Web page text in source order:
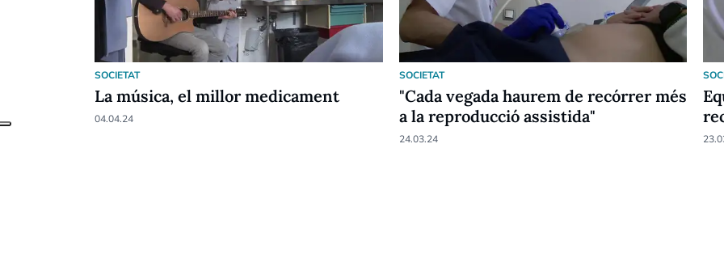
SOCIETAT
La música, el millor medicament
04.04.24
SOCIETAT
"Cada vegada haurem de recórrer més
a la reproducció assistida"
24.03.24